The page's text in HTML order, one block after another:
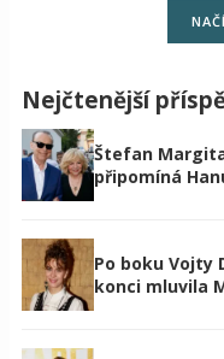
Nejčtenější
Štefan
připomíná
Po boku Vojty
konci mluvila